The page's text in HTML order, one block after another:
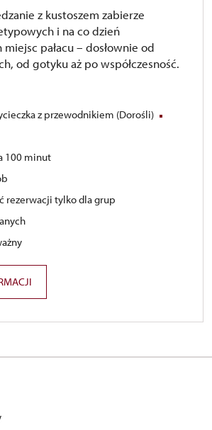
z kustoszem zabierze
i na co dzień
pałacu – dosłownie od
od gotyku aż po współczesność.
z przewodnikiem (Dorośli)
100 minut
rezerwacji tylko dla grup